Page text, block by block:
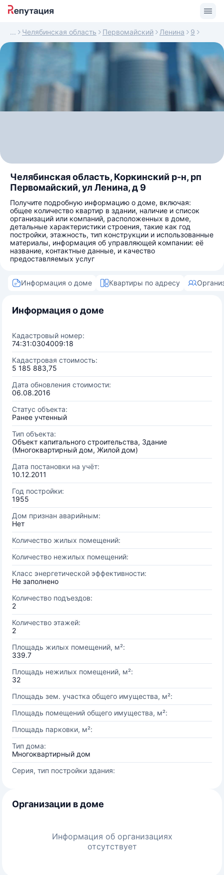
Челябинская область Первомайский Ленина 9
Челябинская область, Коркинский р-н, рп
Первомайский, ул Ленина, д 9
Получите подробную информацию о доме, включая:
общее количество квартир в здании, наличие и список
организаций или компаний, расположенных в доме,
детальные характеристики строения, такие как год
постройки, этажность, тип конструкции и использованные
материалы, информация об управляющей компании: её
название, контактные данные, и качество
предоставляемых услуг
Информация о доме Квартиры по адресу
Информация о доме
Кадастровый номер:
74:31:0304009:18
Кадастровая стоимость:
5 185 883,75
Дата обновления стоимости:
06.08.2016
Статус объекта:
Ранее учтенный
Тип объекта:
Объект капитального строительства, Здание
(Многоквартирный дом, Жилой дом)
Дата постановки на учёт:
10.12.2011
Год постройки:
1955
Дом признан аварийным:
Нет
Количество жилых помещений:
Количество нежилых помещений:
Класс энергетической эффективности:
Не заполнено
Количество подъездов:
2
Количество этажей:
2
Площадь жилых помещений, м²:
339.7
Площадь нежилых помещений, м²:
32
Площадь зем. участка общего имущества, м²:
Площадь помещений общего имущества, м²:
Площадь парковки, м²:
Тип дома:
Многоквартирный дом
Серия, тип постройки здания:
Организации в доме
Информация об организациях
отсутствует